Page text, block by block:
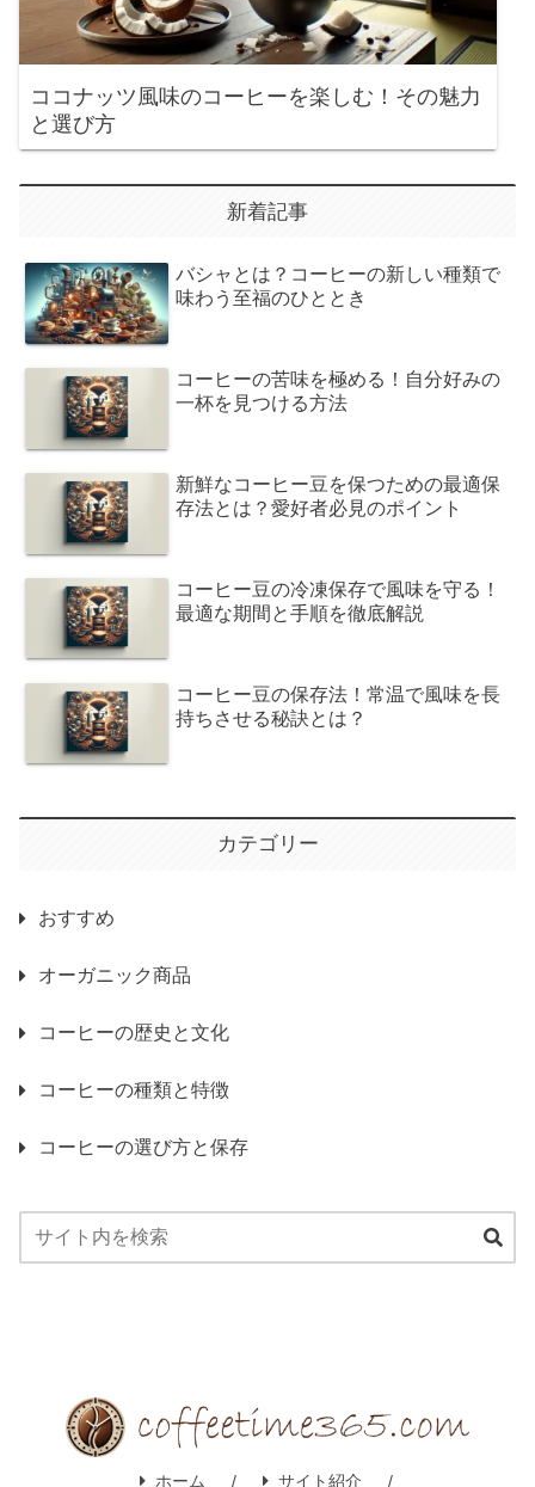
ココナッツ風味のコーヒーを楽しむ！その魅力
と選び方
新着記事
バシャとは？コーヒーの新しい種類で
味わう至福のひととき
コーヒーの苦味を極める！自分好みの
一杯を見つける方法
新鮮なコーヒー豆を保つための最適保
存法とは？愛好者必見のポイント
コーヒー豆の冷凍保存で風味を守る！
最適な期間と手順を徹底解説
コーヒー豆の保存法！常温で風味を長
持ちさせる秘訣とは？
カテゴリー
おすすめ
オーガニック商品
コーヒーの歴史と文化
コーヒーの種類と特徴
コーヒーの選び方と保存
ホーム サイト紹介